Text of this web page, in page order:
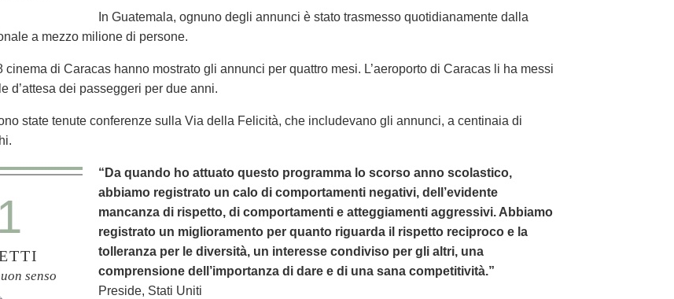
In Guatemala, ognuno degli annunci è stato trasmesso quotidianamente dalla
a mezzo milione di persone.
cinema di Caracas hanno mostrato gli annunci per quattro mesi. L’aeroporto di Caracas li ha messi
d’attesa dei passeggeri per due anni.
state tenute conferenze sulla Via della Felicità, che includevano gli annunci, a centinaia di
senso
“Da quando ho attuato questo programma lo scorso anno scolastico,
abbiamo registrato un calo di comportamenti negativi, dell’evidente
mancanza di rispetto, di comportamenti e atteggiamenti aggressivi. Abbiamo
registrato un miglioramento per quanto riguarda il rispetto reciproco e la
tolleranza per le diversità, un interesse condiviso per gli altri, una
comprensione dell’importanza di dare e di una sana competitività.”
Preside, Stati Uniti